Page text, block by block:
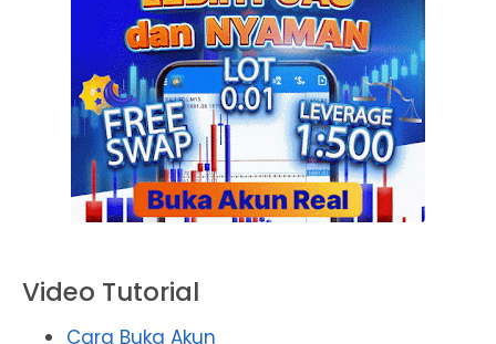
Video Tutorial
Cara Buka Akun